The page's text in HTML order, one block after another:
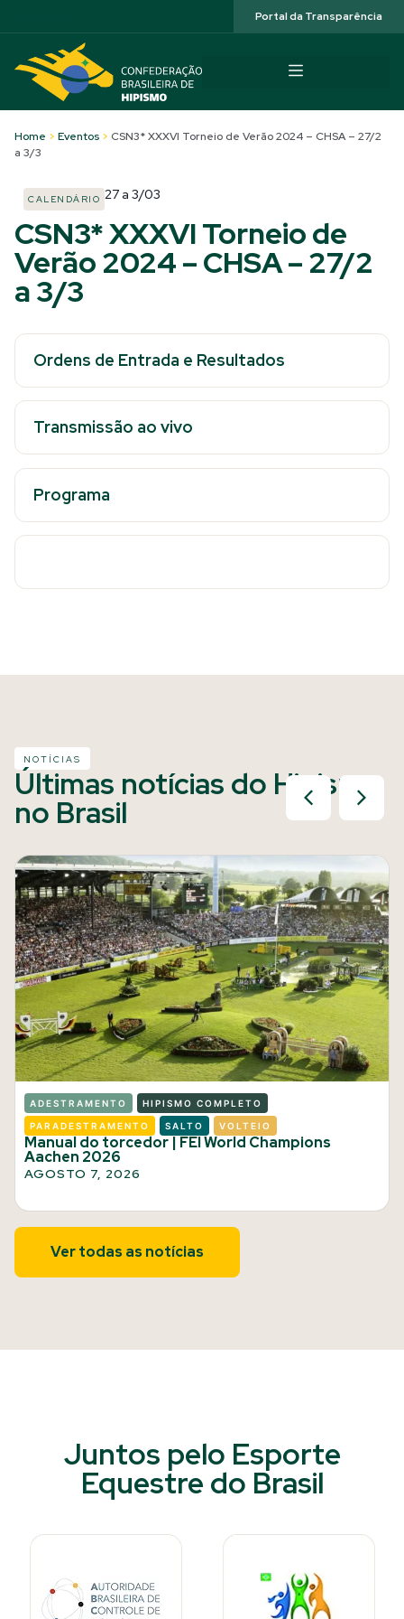
Portal da Transparência
Home > Eventos > CSN3* XXXVI Torneio de Verão 2024 – CHSA – 27/2
a 3/3
CALENDÁRIO 27 a 3/03
CSN3* XXXVI Torneio de
Verão 2024 – CHSA – 27/2
a 3/3
Ordens de Entrada e Resultados
Transmissão ao vivo
Programa
NOTÍCIAS
Últimas notícias do Hipismo
no Brasil
ADESTRAMENTO HIPISMO COMPLETO
PARADESTRAMENTO SALTO VOLTEIO
Manual do torcedor | FEI World Champions
Aachen 2026
AGOSTO 7, 2026
Ver todas as notícias
Juntos pelo Esporte
Equestre do Brasil​